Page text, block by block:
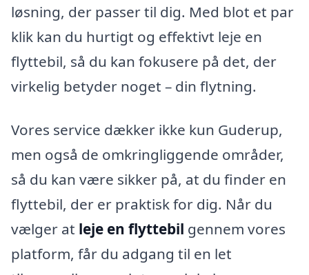
løsning, der passer til dig. Med blot et par
klik kan du hurtigt og effektivt leje en
flyttebil, så du kan fokusere på det, der
virkelig betyder noget – din flytning.
Vores service dækker ikke kun Guderup,
men også de omkringliggende områder,
så du kan være sikker på, at du finder en
flyttebil, der er praktisk for dig. Når du
vælger at leje en flyttebil gennem vores
platform, får du adgang til en let